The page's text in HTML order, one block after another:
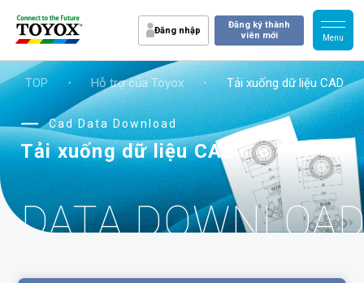
Đăng nhập
Đăng ký thành
viên mới
TOP ・ Hỗ trợ của Toyox ・ Tải xuống dữ liệu CAD
Cad Data Download
Tải xuống dữ liệu CAD
DATA